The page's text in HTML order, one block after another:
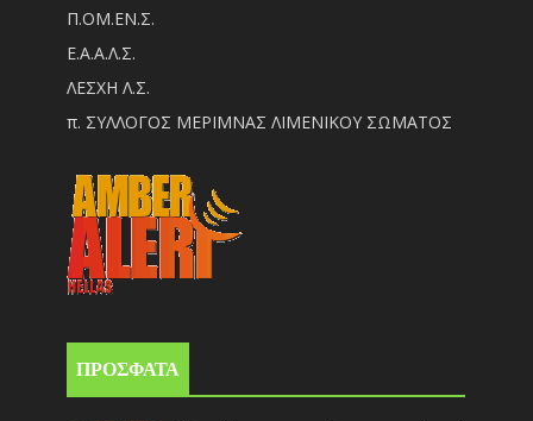
Π.ΟM.EN.Σ.
Ε.Α.Α.Λ.Σ.
ΛΕΣΧΗ Λ.Σ.
π. ΣΥΛΛΟΓΟΣ ΜΕΡΙΜΝΑΣ ΛΙΜΕΝΙΚΟΥ ΣΩΜΑΤΟΣ
ΠΡΟΣΦΑΤΑ